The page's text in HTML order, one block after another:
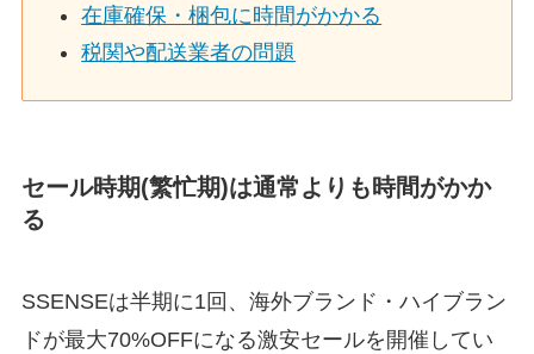
在庫確保・梱包に時間がかかる
税関や配送業者の問題
セール時期(繁忙期)は通常よりも時間がかか
る
SSENSEは半期に1回、海外ブランド・ハイブラン
ドが最大70%OFFになる激安セールを開催してい